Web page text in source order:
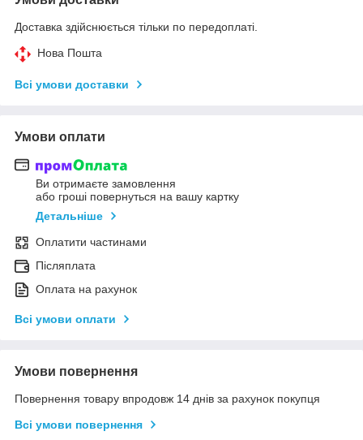
Доставка здійснюється тільки по передоплаті.
Нова Пошта
Всі умови доставки
Умови оплати
Ви отримаєте замовлення
або гроші повернуться на вашу картку
Детальніше
Оплатити частинами
Післяплата
Оплата на рахунок
Всі умови оплати
Умови повернення
Повернення товару впродовж 14 днів за рахунок покупця
Всі умови повернення